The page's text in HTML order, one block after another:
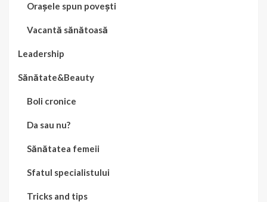
Orașele spun povești
Vacantă sănătoasă
Leadership
Sănătate&Beauty
Boli cronice
Da sau nu?
Sănătatea femeii
Sfatul specialistului
Tricks and tips